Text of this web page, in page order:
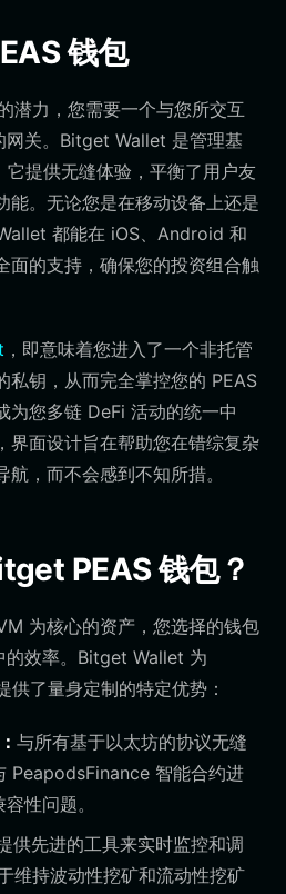
钱包
潜力，您需要一个与您所交互
网关。Bitget Wallet 是管理基
提供无缝体验，平衡了用户友
能。无论您是在移动设备上还是
都能在 iOS、Android 和
面的支持，确保您的投资组合触
，即意味着您进入了一个非托管
私钥，从而完全掌控您的 PEAS
为您多链 DeFi 活动的统一中
界面设计旨在帮助您在错综复杂
，而不会感到不知所措。
PEAS 钱包？
为核心的资产，您选择的钱包
的效率。Bitget Wallet 为
了量身定制的特定优势：
与所有基于以太坊的协议无缝
PeapodsFinance 智能合约进
性问题。
供先进的工具来实时监控和调
维持波动性挖矿和流动性挖矿